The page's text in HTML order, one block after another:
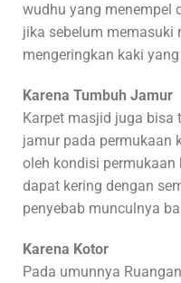
wudhu yang menempel
jika sebelum memasuki
mengeringkan kaki
Karena Tumbuh Jamur
Karpet masjid juga bisa
jamur pada permukaan
oleh kondisi
dapat kering dengan
penyebab munculnya
Karena Kotor
Pada umunnya